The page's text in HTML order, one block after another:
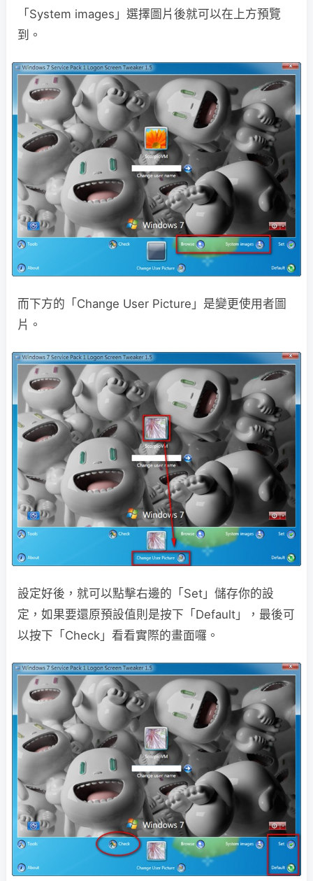
「System images」選擇圖片後就可以在上方預覽
到。
而下方的「Change User Picture」是變更使用者圖
片。
設定好後，就可以點擊右邊的「Set」儲存你的設
定，如果要還原預設值則是按下「Default」，最後可
以按下「Check」看看實際的畫面囉。